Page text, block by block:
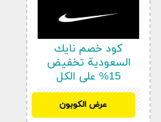
“هذه العروض و الكوبونات تعمل
التطبيق نفسه أو في صفحاتها
كود خصم نايك
السعودية تخفيض
15% على الكل
عرض الكوبون